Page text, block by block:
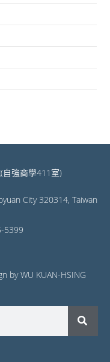
強商學411室)
City 320314, Taiwan
5399
by WU KUAN-HSING